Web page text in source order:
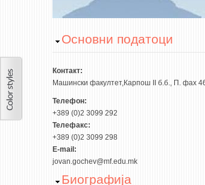
Hide
Основни податоци
Контакт:
Машински факултет,Карпош II б.б., П. фах
Телефон:
+389 (0)2 3099 292
Телефакс:
+389 (0)2 3099 298
E-mail:
jovan.gochev@mf.edu.mk
Hide
Биографија